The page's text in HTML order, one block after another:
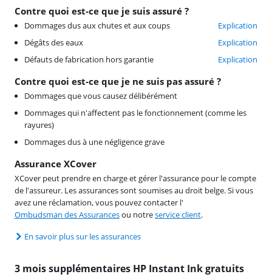
Contre quoi est-ce que je suis assuré ?
Dommages dus aux chutes et aux coups
Explication
Dégâts des eaux
Explication
Défauts de fabrication hors garantie
Explication
Contre quoi est-ce que je ne suis pas assuré ?
Dommages que vous causez délibérément
Dommages qui n'affectent pas le fonctionnement (comme les
rayures)
Dommages dus à une négligence grave
Assurance XCover
XCover peut prendre en charge et gérer l'assurance pour le compte
de l'assureur. Les assurances sont soumises au droit belge. Si vous
avez une réclamation, vous pouvez contacter l'
Ombudsman des Assurancesou notreservice client.
En savoir plus sur les assurances
3 mois supplémentaires HP Instant Ink gratuits